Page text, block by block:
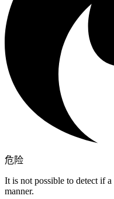
危险
It is not possible to detect if
manner.